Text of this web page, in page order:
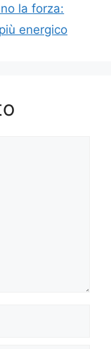
la forza:
energico